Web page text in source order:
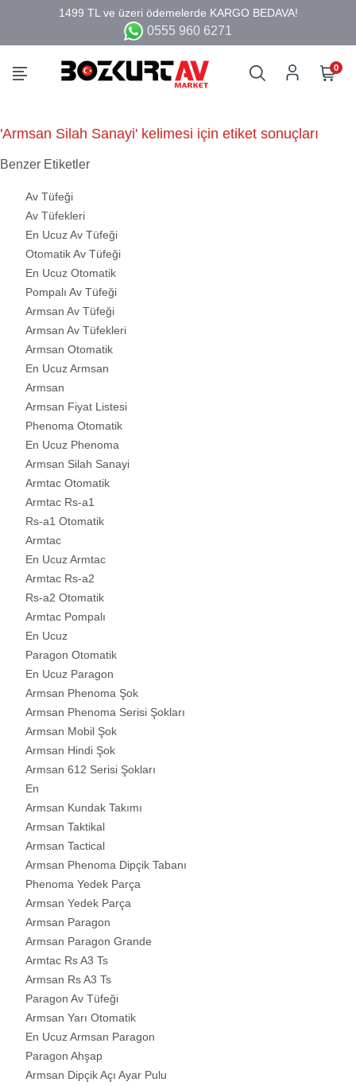
0555 960 6271
0
'Armsan Silah Sanayi' kelimesi için etiket sonuçları
Benzer Etiketler
Av Tüfeği
Av Tüfekleri
En Ucuz Av Tüfeği
Otomatik Av Tüfeği
En Ucuz Otomatik
Pompalı Av Tüfeği
Armsan Av Tüfeği
Armsan Av Tüfekleri
Armsan Otomatik
En Ucuz Armsan
Armsan
Armsan Fiyat Listesi
Phenoma Otomatik
En Ucuz Phenoma
Armsan Silah Sanayi
Armtac Otomatik
Armtac Rs-a1
Rs-a1 Otomatik
Armtac
En Ucuz Armtac
Armtac Rs-a2
Rs-a2 Otomatik
Armtac Pompalı
En Ucuz
Paragon Otomatik
En Ucuz Paragon
Armsan Phenoma Şok
Armsan Phenoma Serisi Şokları
Armsan Mobil Şok
Armsan Hindi Şok
Armsan 612 Serisi Şokları
En
Armsan Kundak Takımı
Armsan Taktikal
Armsan Tactical
Armsan Phenoma Dipçik Tabanı
Phenoma Yedek Parça
Armsan Yedek Parça
Armsan Paragon
Armsan Paragon Grande
Armtac Rs A3 Ts
Armsan Rs A3 Ts
Paragon Av Tüfeği
Armsan Yarı Otomatik
En Ucuz Armsan Paragon
Paragon Ahşap
Armsan Dipçik Açı Ayar Pulu